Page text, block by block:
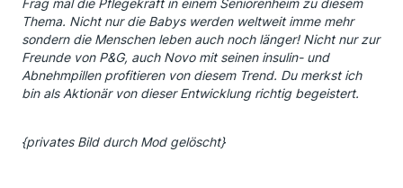
Frag mal die Pflegekraft in einem Seniorenheim zu diesem
Thema. Nicht nur die Babys werden weltweit imme mehr
sondern die Menschen leben auch noch länger! Nicht nur zur
Freunde von P&G, auch Novo mit seinen insulin- und
Abnehmpillen profitieren von diesem Trend. Du merkst ich
bin als Aktionär von dieser Entwicklung richtig begeistert.
{privates Bild durch Mod gelöscht}